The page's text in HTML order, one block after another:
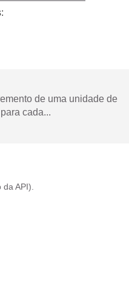
de uma unidade de
cada...
API ).